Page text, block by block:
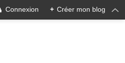
Connexion + Créer mon blog